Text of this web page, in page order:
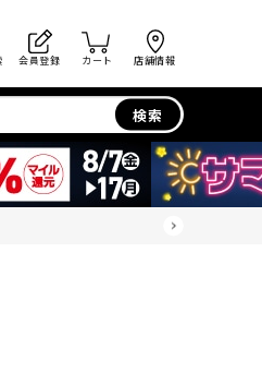
会員登録 カート 店舗情報
検索